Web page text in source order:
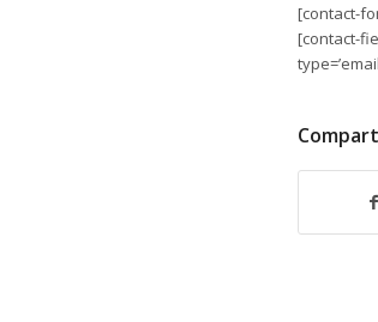
[contact-
[contact-